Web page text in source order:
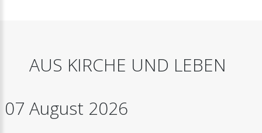
AUS KIRCHE UND LEBEN
07 August 2026